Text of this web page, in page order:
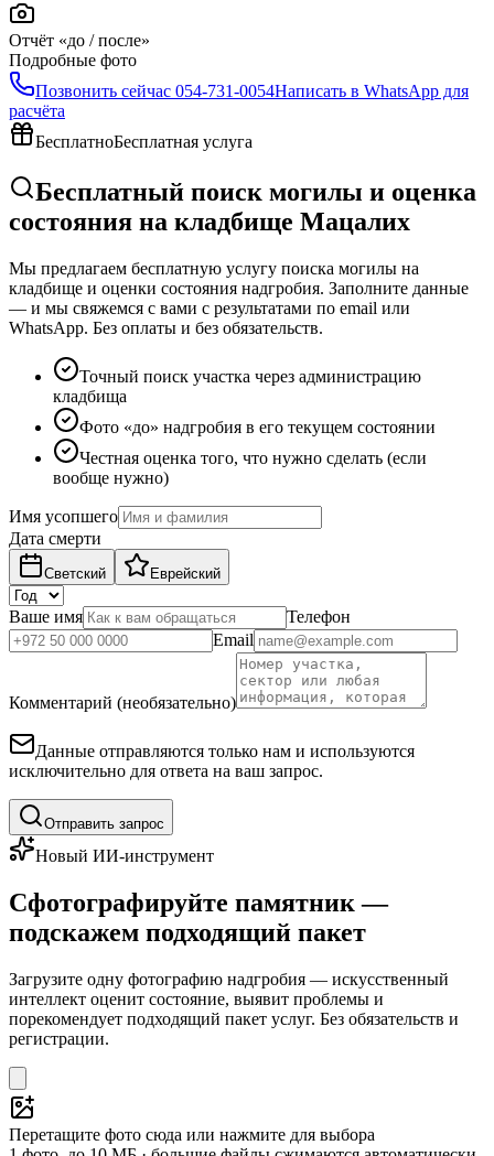
Отчёт «до / после»
Подробные фото
Позвонить сейчас 054-731-0054Написать в WhatsApp для
расчёта
БесплатноБесплатная услуга
Бесплатный поиск могилы и оценка
состояния на кладбище Мацалих
Мы предлагаем бесплатную услугу поиска могилы на
кладбище и оценки состояния надгробия. Заполните данные
— и мы свяжемся с вами с результатами по email или
WhatsApp. Без оплаты и без обязательств.
Точный поиск участка через администрацию
кладбища
Фото «до» надгробия в его текущем состоянии
Честная оценка того, что нужно сделать (если
вообще нужно)
Имя усопшего
Дата смерти
Светский Еврейский
Ваше имя
Телефон
Email
Комментарий (необязательно)
Данные отправляются только нам и используются
исключительно для ответа на ваш запрос.
Отправить запрос
Новый ИИ-инструмент
Сфотографируйте памятник —
подскажем подходящий пакет
Загрузите одну фотографию надгробия — искусственный
интеллект оценит состояние, выявит проблемы и
порекомендует подходящий пакет услуг. Без обязательств и
регистрации.
Перетащите фото сюда или нажмите для выбора